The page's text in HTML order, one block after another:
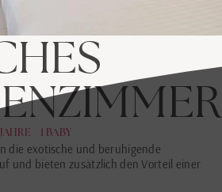
- 1 BABY
die exotische und beruhigende
und bieten zusätzlich den Vorteil einer